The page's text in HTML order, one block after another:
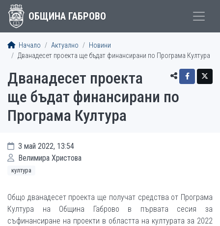
ОБЩИНА ГАБРОВО
Начало Актуално
Новини
Дванадесет проекта ще бъдат финансирани по Програма Култура
Дванадесет проекта
ще бъдат финансирани по
Програма Култура
3 май 2022, 13:54
Велимира Христова
култура
Общо дванадесет проекта ще получат средства от Програма
Култура на Община Габрово в първата сесия за
съфинансиране на проекти в областта на културата за 2022